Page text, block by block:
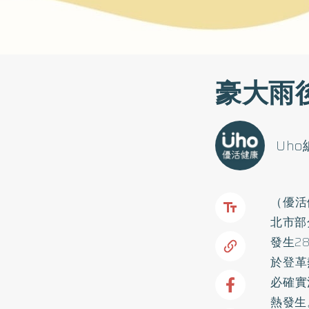
豪大雨
Uho
（優
北市
發生
於登
必確
熱發